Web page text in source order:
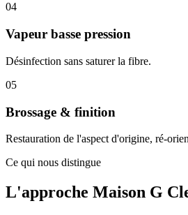
04
Vapeur basse pression
Désinfection sans saturer la fibre.
05
Brossage & finition
Restauration de l'aspect d'origine, ré-
Ce qui nous distingue
L'approche Maison G